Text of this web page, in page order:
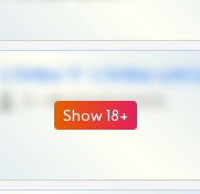
Show 18+
СЛИВЫ ТГ СЛИВЫ